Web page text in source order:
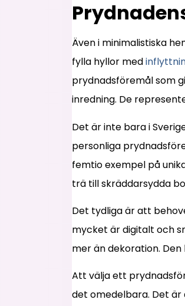
Även i minimalistiska
fylla hyllor med
prydnadsföremål som
inredning. De
Det är inte bara i
personliga
femtio exempel på
trä till skräddarsydda
Det tydliga är att
mycket är digitalt och
mer än dekoration.
Att välja ett
det omedelbara. Det är